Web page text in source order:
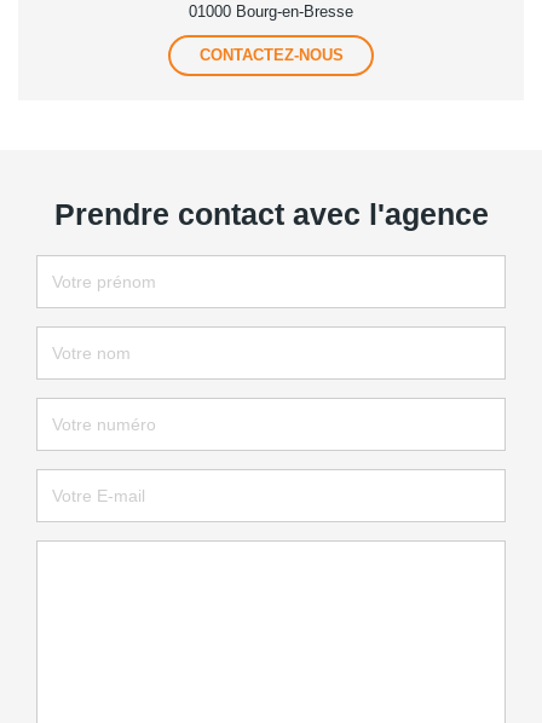
01000 Bourg-en-Bresse
CONTACTEZ-NOUS
Prendre contact avec l'agence